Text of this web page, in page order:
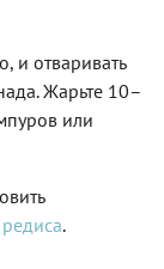
и отваривать
Жарьте 10–
или
.